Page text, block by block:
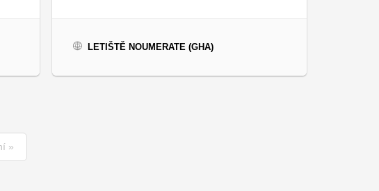
LETIŠTĚ NOUMERATE (GHA)
»